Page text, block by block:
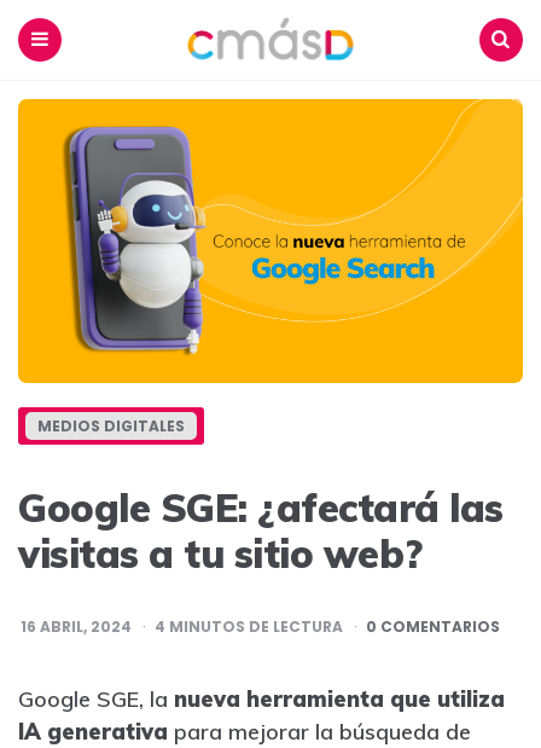
MEDIOS DIGITALES
Google SGE: ¿afectará las
visitas a tu sitio web?
16 ABRIL, 2024 4 MINUTOS DE LECTURA 0 COMENTARIOS
Google SGE, la nueva herramienta que utiliza
IA generativa para mejorar la búsqueda de